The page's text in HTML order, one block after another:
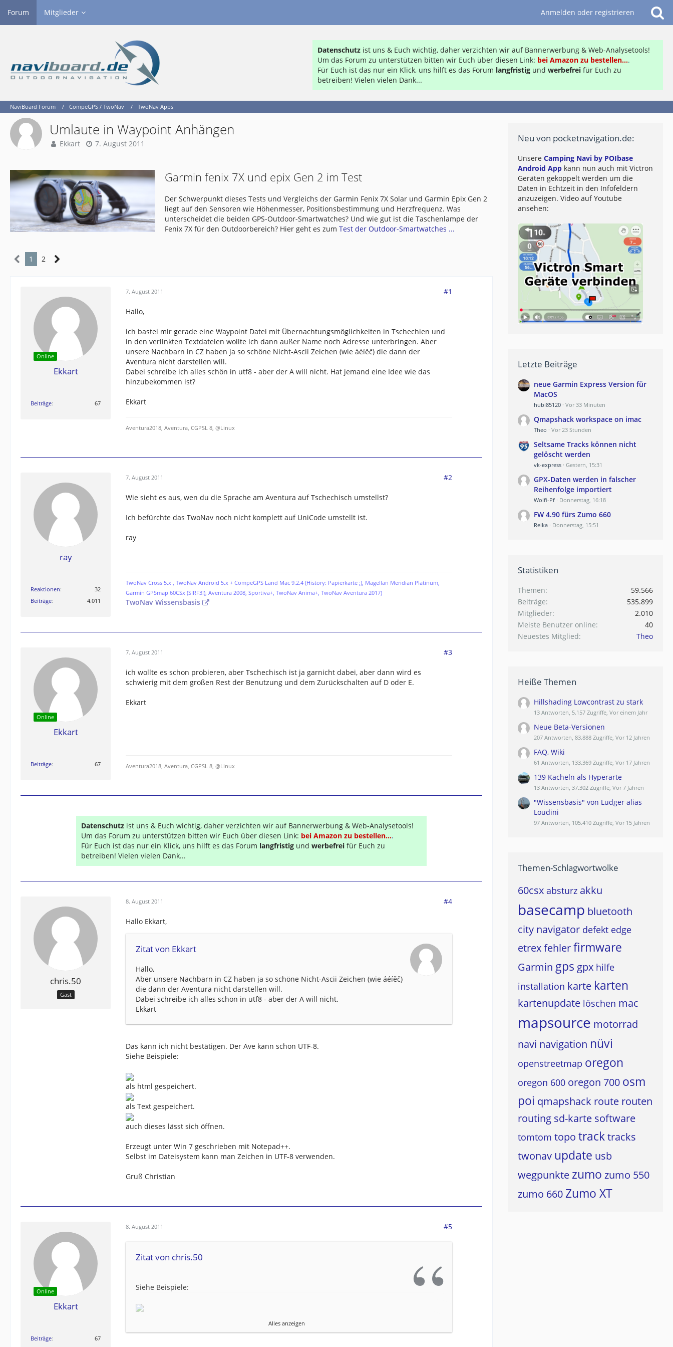
Forum Mitglieder Anmelden oder registrieren
Datenschutz ist uns & Euch wichtig, daher verzichten wir auf Bannerwerbung & Web-Analysetools!
Um das Forum zu unterstützen bitten wir Euch über diesen Link: bei Amazon zu bestellen....
Für Euch ist das nur ein Klick, uns hilft es das Forum langfristig und werbefrei für Euch zu
betreiben! Vielen vielen Dank...
NaviBoard Forum CompeGPS / TwoNav TwoNav Apps
Umlaute in Waypoint Anhängen
Ekkart 7. August 2011
Garmin fenix 7X und epix Gen 2 im Test
Der Schwerpunkt dieses Tests und Vergleichs der Garmin Fenix 7X Solar und Garmin Epix Gen 2
liegt auf den Sensoren wie Höhenmesser, Positionsbestimmung und Herzfrequenz. Was
unterscheidet die beiden GPS-Outdoor-Smartwatches? Und wie gut ist die Taschenlampe der
Fenix 7X für den Outdoorbereich? Hier geht es zumTest der Outdoor-Smartwatches ...
1 2
Online
Ekkart
Beiträge 67
7. August 2011 #1
Hallo,
ich bastel mir gerade eine Waypoint Datei mit Übernachtungsmöglichkeiten in Tschechien und
in den verlinkten Textdateien wollte ich dann außer Name noch Adresse unterbringen. Aber
unsere Nachbarn in CZ haben ja so schöne Nicht-Ascii Zeichen (wie áéíěč) die dann der
Aventura nicht darstellen will.
Dabei schreibe ich alles schön in utf8 - aber der A will nicht. Hat jemand eine Idee wie das
hinzubekommen ist?
Ekkart
Aventura2018, Aventura, CGPSL 8, @Linux
ray
Reaktionen
32
Beiträge
4.011
7. August 2011 #2
Wie sieht es aus, wen du die Sprache am Aventura auf Tschechisch umstellst?
Ich befürchte das TwoNav noch nicht komplett auf UniCode umstellt ist.
ray
TwoNav Cross 5.x , TwoNav Android 5.x + CompeGPS Land Mac 9.2.4 (History: Papierkarte ;), Magellan Meridian Platinum,
Garmin GPSmap 60CSx (SIRF3!), Aventura 2008, Sportiva+, TwoNav Anima+, TwoNav Aventura 2017)
TwoNav Wissensbasis
Online
Ekkart
Beiträge 67
7. August 2011 #3
ich wollte es schon probieren, aber Tschechisch ist ja garnicht dabei, aber dann wird es
schwierig mit dem großen Rest der Benutzung und dem Zurückschalten auf D oder E.
Ekkart
Aventura2018, Aventura, CGPSL 8, @Linux
Datenschutz ist uns & Euch wichtig, daher verzichten wir auf Bannerwerbung & Web-Analysetools!
Um das Forum zu unterstützen bitten wir Euch über diesen Link: bei Amazon zu bestellen....
Für Euch ist das nur ein Klick, uns hilft es das Forum langfristig und werbefrei für Euch zu
betreiben! Vielen vielen Dank...
chris.50
Gast
8. August 2011 #4
Hallo Ekkart,
Zitat von Ekkart
Hallo,
Aber unsere Nachbarn in CZ haben ja so schöne Nicht-Ascii Zeichen (wie áéíěč)
die dann der Aventura nicht darstellen will.
Dabei schreibe ich alles schön in utf8 - aber der A will nicht.
Ekkart
Das kann ich nicht bestätigen. Der Ave kann schon UTF-8.
Siehe Beispiele:
als html gespeichert.
als Text gespeichert.
auch dieses lässt sich öffnen.
Erzeugt unter Win 7 geschrieben mit Notepad++.
Selbst im Dateisystem kann man Zeichen in UTF-8 verwenden.
Gruß Christian
Online
Ekkart
Beiträge 67
8. August 2011 #5
Zitat von chris.50
Siehe Beispiele:
Alles anzeigen
Neu von pocketnavigation.de:
Unsere Camping Navi by POIbase
Android App kann nun auch mit Victron
Geräten gekoppelt werden um die
Daten in Echtzeit in den Infofeldern
anzuzeigen. Video auf Youtube
ansehen:
Letzte Beiträge
neue Garmin Express Version für
MacOS
hubi85120 Vor 33 Minuten
Qmapshack workspace on imac
Theo Vor 23 Stunden
Seltsame Tracks können nicht
gelöscht werden
vk-express Gestern, 15:31
GPX-Daten werden in falscher
Reihenfolge importiert
Wolfi-Pf Donnerstag, 16:18
FW 4.90 fürs Zumo 660
Reika Donnerstag, 15:51
Statistiken
Themen
59.566
Beiträge
535.899
Mitglieder
2.010
Meiste Benutzer online
40
Neuestes Mitglied
Theo
Heiße Themen
Hillshading Lowcontrast zu stark
13 Antworten, 5.157 Zugriffe, Vor einem Jahr
Neue Beta-Versionen
207 Antworten, 83.888 Zugriffe, Vor 12 Jahren
FAQ, Wiki
61 Antworten, 133.369 Zugriffe, Vor 17 Jahren
139 Kacheln als Hyperarte
13 Antworten, 37.302 Zugriffe, Vor 7 Jahren
"Wissensbasis" von Ludger alias
Loudini
97 Antworten, 105.410 Zugriffe, Vor 15 Jahren
Themen-Schlagwortwolke
60csx absturz akku
basecamp bluetooth
city navigator defekt edge
etrexfehlerfirmware
Garmin gps gpx hilfe
installation karte karten
kartenupdate löschen mac
mapsource motorrad
navi navigation nüvi
openstreetmap oregon
oregon 600 oregon 700 osm
poi qmapshack route routen
routing sd-karte software
tomtom topo tracktracks
twonav update usb
wegpunkte zumo zumo 550
zumo 660 Zumo XT